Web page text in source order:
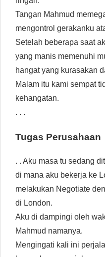
Tangan Mahmud
mengontrol gerakanku
Setelah beberapa saat
yang manis memenuhi
hangat yang kurasakan
Malam itu kami sempat
kehangatan.
. . .
Tugas Perusahaan
. . Aku masa tu sedang
di mana aku bekerja ke
melakukan Negotiate
di London.
Aku di dampingi oleh
Mahmud namanya.
Mengingati kali ini